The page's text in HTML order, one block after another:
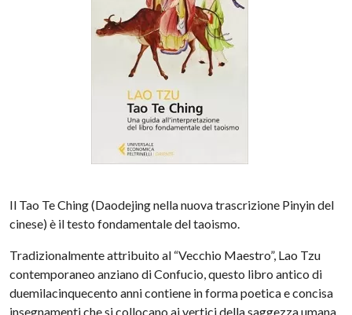
Il Tao Te Ching (Daodejing nella nuova trascrizione Pinyin del
cinese) è il testo fondamentale del taoismo.
Tradizionalmente attribuito al “Vecchio Maestro”, Lao Tzu
contemporaneo anziano di Confucio, questo libro antico di
duemilacinquecento anni contiene in forma poetica e concisa
insegnamenti che si collocano ai vertici della saggezza umana